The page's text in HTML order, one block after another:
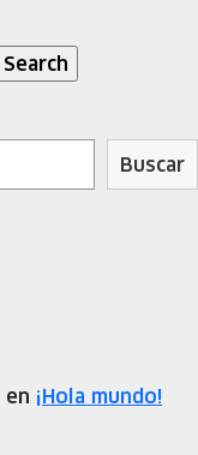
Buscar
en ¡Hola mundo!